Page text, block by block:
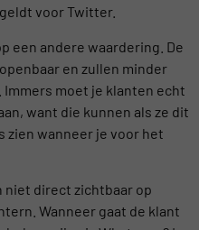
voor Twitter.
een andere waardering. De
en zullen minder
moet je klanten echt
want die kunnen als ze dit
zien wanneer je voor het
niet direct zichtbaar op
Wanneer gaat de klant